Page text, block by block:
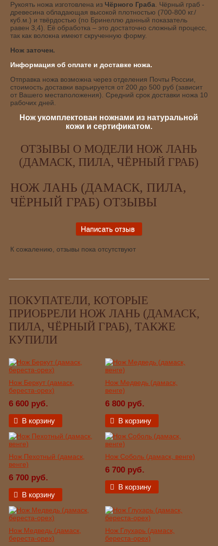
Рукоять ножа изготовлена из Чёрного Граба . Чёрный граб -
древесина обладающая высокой плотностью (700-800 кг./
куб.м.) и твёрдостью (по Бринеллю данный показатель
равен 3,4). Её обработка – это достаточно сложный процесс,
так как волокна имеют скрученную форму.
Нож заточен.
Информация об оплате и доставке ножа.
Отправка ножа возможна через отделения Почты России,
стоимость доставки варьируется от 200 до 500 руб (зависит
от Вашего местаположения). Средний срок доставки ножа 10
рабочих дней.
Нож укомплектован ножнами из натуральной
кожи и сертификатом.
ОТЗЫВЫ О МОДЕЛИ НОЖ ЛАНЬ
(ДАМАСК, ПИЛА, ЧЁРНЫЙ ГРАБ)
НОЖ ЛАНЬ (ДАМАСК, ПИЛА,
ЧЁРНЫЙ ГРАБ) ОТЗЫВЫ
К сожалению, отзывы пока отсутствуют
ПОКУПАТЕЛИ, КОТОРЫЕ
ПРИОБРЕЛИ НОЖ ЛАНЬ (ДАМАСК,
ПИЛА, ЧЁРНЫЙ ГРАБ), ТАКЖЕ
КУПИЛИ
Нож Беркут (дамаск,
береста-орех)
6 600 руб.
В корзину
Нож Медведь (дамаск,
венге)
6 800 руб.
В корзину
Нож Пехотный (дамаск,
венге)
6 700 руб.
В корзину
Нож Соболь (дамаск, венге)
6 700 руб.
В корзину
Нож Медведь (дамаск,
береста-орех)
Нож Глухарь (дамаск,
береста-орех)